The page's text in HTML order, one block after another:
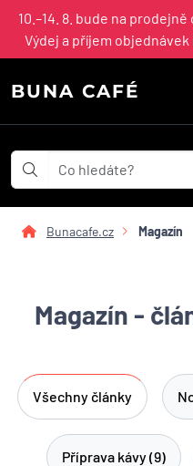
10.–14. 8. bude na
Výdej a příjem
BUNA CAFÉ
Bunacafe.cz Magazín
Magazín -
Všechny články
Příprava kávy (9)